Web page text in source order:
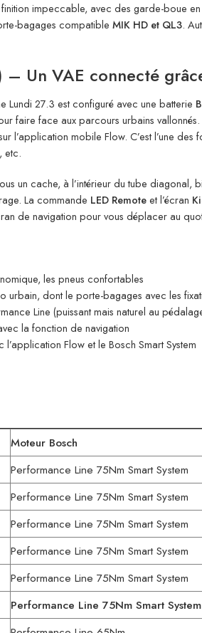
impeccable, avec des garde-boue
bagages compatible MIK HD et QL3.
Un VAE connecté
Lundi 27.3 est configuré avec une batterie
faire face aux parcours urbains
l’application mobile Flow. C’est l’une
etc.
un cache, à l’intérieur du tube
La commande LED Remoteet l’écran
de navigation pour vous déplacer au
les pneus confortables
urbain, dont le porte-bagages avec les
Line (puissant mais naturel au
la fonction de navigation
Flow et le Bosch Smart System
Moteur Bosch
Performance Line 75Nm Smart System
Performance Line 75Nm Smart System
Performance Line 75Nm Smart System
Performance Line 75Nm Smart System
Performance Line 75Nm Smart System
Performance Line 75Nm Smart System